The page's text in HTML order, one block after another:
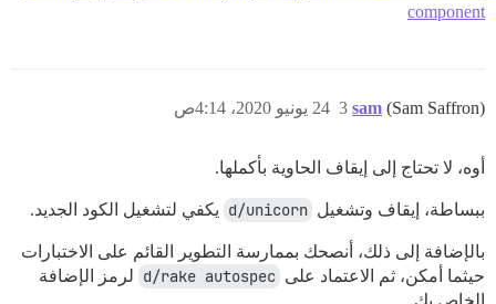
component
sam (Sam Saffron) 24 يونيو 2020، 4:14ص 3
أوه، لا تحتاج إلى إيقاف الحاوية بأكملها.
ببساطة، إيقاف وتشغيل d/unicorn يكفي لتشغيل الكود الجديد.
بالإضافة إلى ذلك، أنصحك بممارسة التطوير القائم على الاختبارات
حيثما أمكن، ثم الاعتماد على d/rake autospec لرمز الإضافة
الخاص بك.